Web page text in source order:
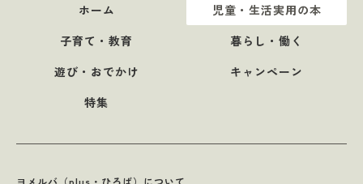
ホーム
児童・生活実用の本
子育て・教育
暮らし・働く
遊び・おでかけ
キャンペーン
特集
ヨメルバ（plus・ひろば）について